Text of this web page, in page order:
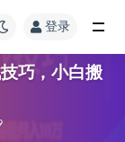
登录
巧，小白搬